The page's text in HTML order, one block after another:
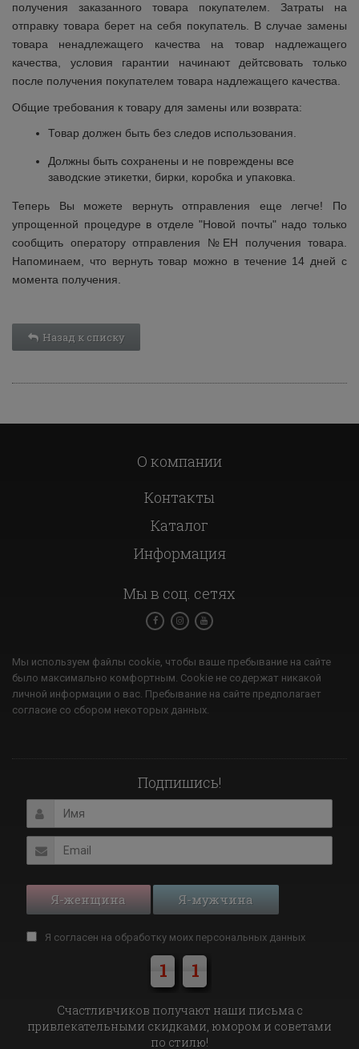
получения заказанного товара покупателем. Затраты на
отправку товара берет на себя покупатель. В случае замены
товара ненадлежащего качества на товар надлежащего
качества, условия гарантии начинают дейтсвовать только
после получения покупателем товара надлежащего качества.
Общие требования к товару для замены или возврата:
Товар должен быть без следов использования.
Должны быть сохранены и не повреждены все
заводские этикетки, бирки, коробка и упаковка.
Теперь Вы можете вернуть отправления еще легче! По
упрощенной процедуре в отделе "Новой почты" надо только
сообщить оператору отправления №ЕН получения товара.
Напоминаем, что вернуть товар можно в течение 14 дней с
момента получения.
Назад к списку
О компании
Контакты
Каталог
Информация
Мы в соц. сетях
Мы используем файлы cookie, чтобы ваше пребывание на сайте
было максимально комфортным. Cookie не содержат никакой
личной информации о вас. Пребывание на сайте предполагает
согласие со сбором некоторых данных.
Подпишись!
Я-женщина Я-мужчина
Я согласен на обработку моих персональных данных
1 1
Cчастливчиков получают наши письма с
привлекательными скидками, юмором и советами
по стилю!